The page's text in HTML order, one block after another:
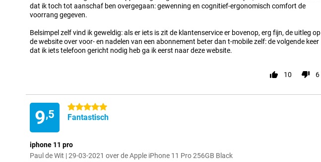
dat ik toch tot aanschaf ben overgegaan: gewenning en cognitief-ergonomisch comfort de
voorrang gegeven.
Belsimpel zelf vind ik geweldig: als er iets is zit de klantenservice er bovenop, erg fijn, de uitleg op
de website over voor- en nadelen van een abonnement beter dan t-mobile zelf: de volgende keer
dat ik iets telefoon gericht nodig heb ga ik eerst naar deze website.
10 6
9,5
5 sterren
Fantastisch
iphone 11 pro
Paul de Wit | 29-03-2021 over de Apple iPhone 11 Pro 256GB Black